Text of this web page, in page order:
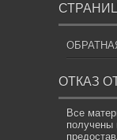
ОТКАЗ
Все
получены